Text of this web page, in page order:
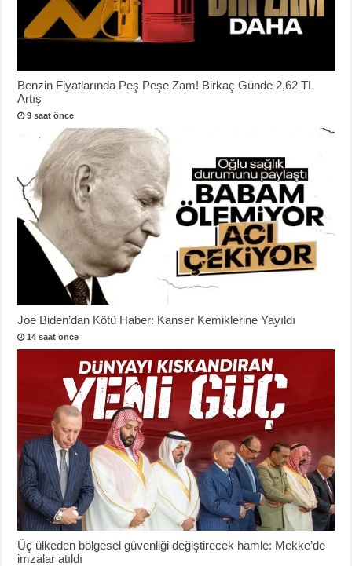
Benzin Fiyatlarında Peş Peşe Zam! Birkaç Günde 2,62 TL
Artış
9 saat önce
Joe Biden’dan Kötü Haber: Kanser Kemiklerine Yayıldı
14 saat önce
Üç ülkeden bölgesel güvenliği değiştirecek hamle: Mekke’de
imzalar atıldı